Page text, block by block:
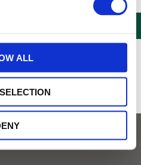
ALL
Päronlunden svart te med
päron/aprikos
en mjuk och fruktig karaktär. Smaksatt
dekorerad med sommarens blommor.
89KR
Tehusetjava.se. Rabatten fungerar endast på